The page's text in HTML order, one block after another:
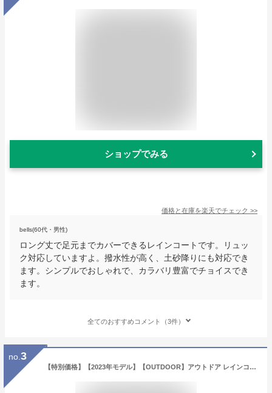
ショップでみる
価格と在庫を楽天でチェック >>
bells(60代・男性)
ロング丈で足元までカバーできるレインコートです。リュッ
ク対応していますよ。撥水性が高く、土砂降りにも対応でき
ます。シンプルでおしゃれで、カラバリ豊富でチョイスでき
ます。
全てのおすすめコメント（3件）
no. 3
【特別価格】【2023年モデル】【OUTDOOR】アウトドア レインコート 06003191【自転車 バイク おしゃれ 通学 通勤 レイン コート レインウェア レディース メンズ 撥水加工 カッパ 合羽 雨合羽 男女兼用 男性用 女性用 レジャー 雨具 雪 送料無料】